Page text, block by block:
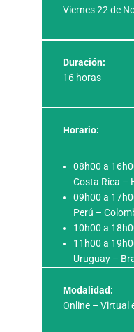
Viernes 22 de
Duración:
16 horas
Horario:
08h00 a
Costa Rica –
09h00 a
Perú –
10h00 a
11h00 a
Uruguay –
Modalidad:
Online – Virtual